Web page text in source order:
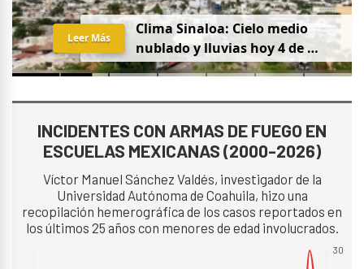
Clima Sinaloa: Cielo medio
nubladoy lluvias hoy4de
agosto
Leer Más